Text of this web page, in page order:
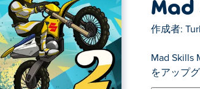
作成者:
Mad Skills
をアップ